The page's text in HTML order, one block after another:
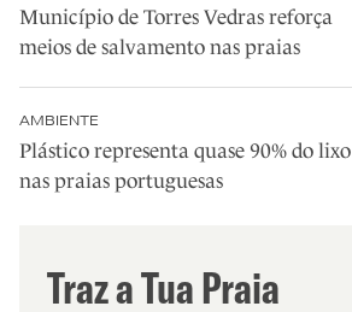
Município de Torres Vedras reforça
meios de salvamento nas praias
AMBIENTE
Plástico representa quase 90% do lixo
nas praias portuguesas
Traz a Tua Praia